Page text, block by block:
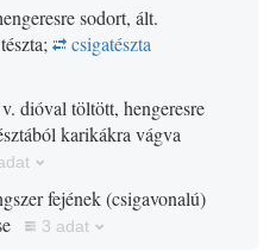
sodort, ált.
csigatészta
dióval töltött, hengeresre
karikákra vágva
fejének(csigavonalú)
3 adat